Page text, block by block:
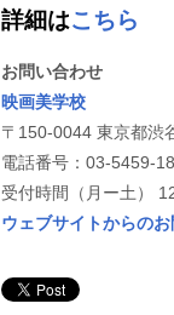
詳細はこちら
お問い合わせ
映画美学校
〒150-0044 東京都渋
電話番号：03-5459-
受付時間（月ー土）
ウェブサイトからの